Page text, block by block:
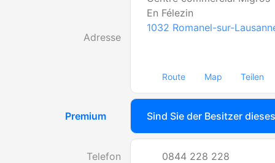
Adresse
En Félezin
1032 Romanel-sur-
Route Map Teilen
Premium Sind Sie der Besitzer
Telefon 0844 228 228